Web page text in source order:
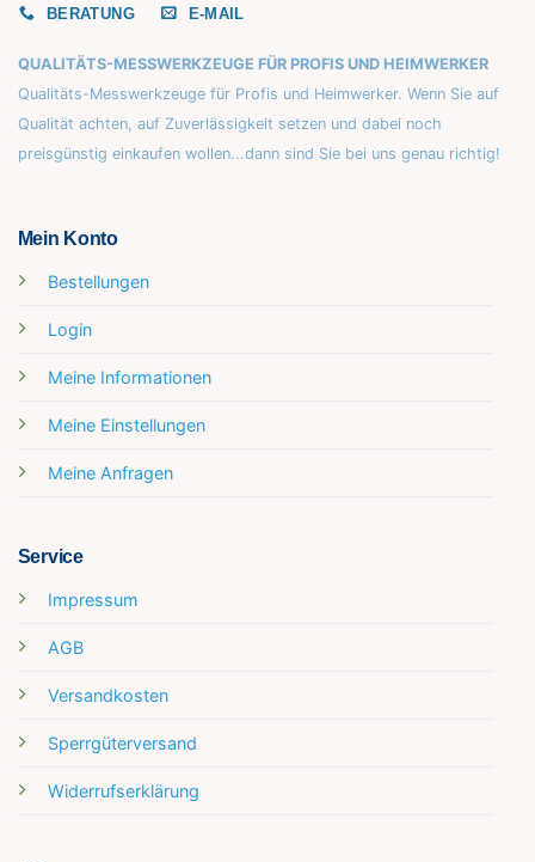
BERATUNG E-MAIL
QUALITÄTS-MESSWERKZEUGE FÜR PROFIS UND HEIMWERKER
Qualitäts-Messwerkzeuge für Profis und Heimwerker. Wenn Sie auf
Qualität achten, auf Zuverlässigkeit setzen und dabei noch
preisgünstig einkaufen wollen...dann sind Sie bei uns genau richtig!
Mein Konto
Bestellungen
Login
Meine Informationen
Meine Einstellungen
Meine Anfragen
Service
Impressum
AGB
Versandkosten
Sperrgüterversand
Widerrufserklärung